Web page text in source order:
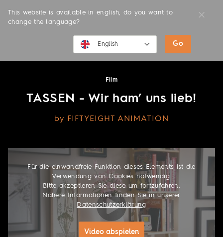
This website is available in english, do you want to
change the language?
English Go
Film
TASSEN - Wir ham’ uns lieb!
by FIFTYEIGHT ANIMATION
Für die einwandfreie Funktion dieses Elements ist die
Verwendung von Cookies notwendig.
Bitte akzeptieren Sie diese um fortzufahren.
Nähere Informationen finden Sie in unserer
Datenschutzerklärung
Video abspielen